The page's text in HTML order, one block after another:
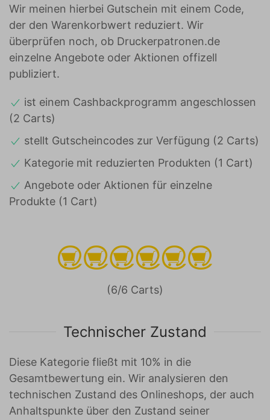
Wir meinen hierbei Gutschein mit einem Code,
der den Warenkorbwert reduziert. Wir
überprüfen noch, ob Druckerpatronen.de
einzelne Angebote oder Aktionen offizell
publiziert.
ist einem Cashbackprogramm angeschlossen
(2 Carts)
stellt Gutscheincodes zur Verfügung (2 Carts)
Kategorie mit reduzierten Produkten (1 Cart)
Angebote oder Aktionen für einzelne
Produkte (1 Cart)
(6/6 Carts)
Technischer Zustand
Diese Kategorie fließt mit 10% in die
Gesamtbewertung ein. Wir analysieren den
technischen Zustand des Onlineshops, der auch
Anhaltspunkte über den Zustand seiner